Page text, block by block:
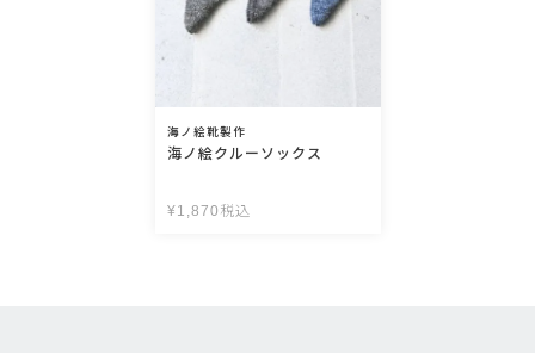
海ノ絵靴製作
海ノ絵クルーソックス
¥1,870 税込